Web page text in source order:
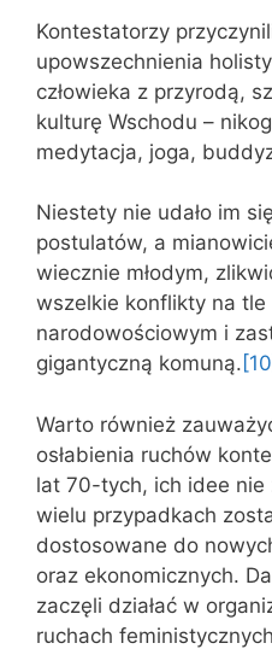
Kontestatorzy
upowszechnienia
człowieka z przyrodą,
kulturę Wschodu –
medytacja, joga,
Niestety nie udało im
postulatów, a
wiecznie młodym,
wszelkie konflikty na tle
narodowościowym i
gigantyczną komuną.
Warto również
osłabienia ruchów
lat 70-tych, ich idee nie
wielu przypadkach
dostosowane do
oraz ekonomicznych.
zaczęli działać w
ruchach